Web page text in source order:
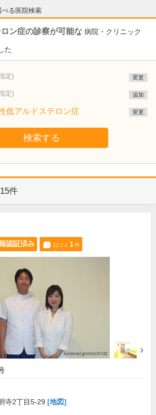
べる医院検索
ン症の診察が可能な 病院・クリニック
た
定) 変更
定) 追加
低アルドステロン症 変更
検索する
件
認証済み 口コミ 1件
寺2丁目5-29 [地図]